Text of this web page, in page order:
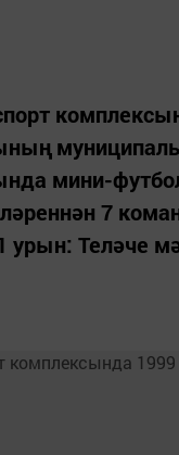
мини-
7
урын: Теләче